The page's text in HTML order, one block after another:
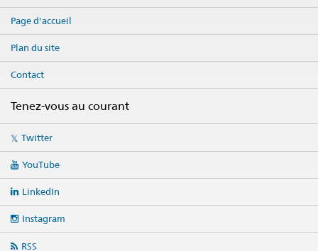
Page d'accueil
Plan du site
Contact
Tenez-vous au courant
mediaTwitter
YouTube
LinkedIn
Instagram
RSS